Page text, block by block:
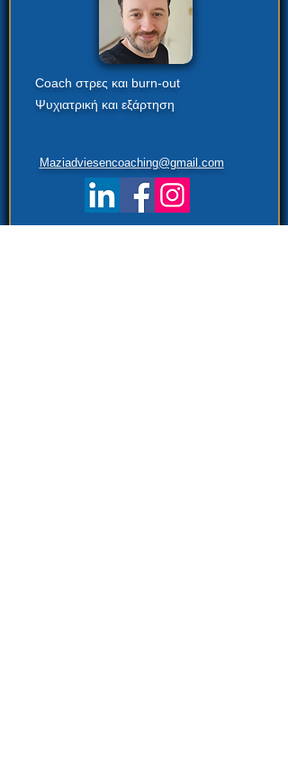
Coach στρες και burn-out
Ψυχιατρική και εξάρτηση
Maziadviesencoaching@gmail.com